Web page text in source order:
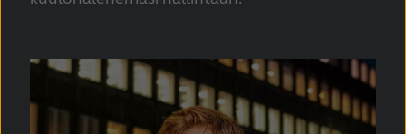
Latinoamérica Netherlands
Schweiz
Suomi Sverige